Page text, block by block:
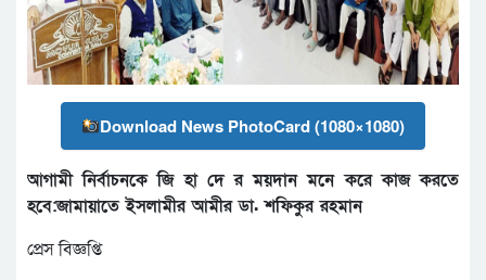
Download News PhotoCard (1080×1080)
আগামী নির্বাচনকে জি হা দে র ময়দান মনে করে কাজ করতে
হবে:জামায়াতে ইসলামীর আমীর ডা. শফিকুর রহমান
প্রেস বিজ্ঞপ্তি